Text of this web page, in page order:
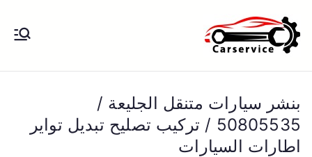
إلى
المحتوى
الكويت
بنشر متنقل الكويت كهرباء وبنشر تبديل
بارخص الاسعار
بنشر سيارات متنقل الجليعة /
50805535 / تركيب تصليح تبديل تواير
اطارات السيارات